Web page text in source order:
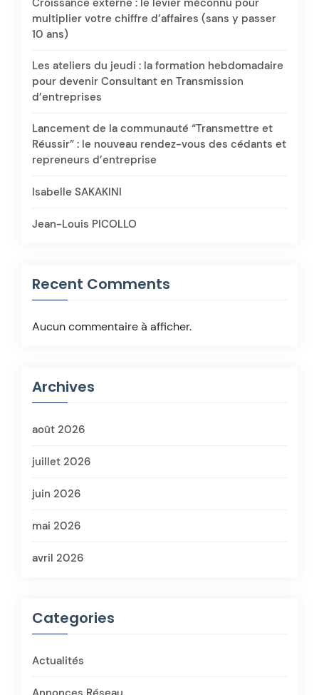
Croissance externe : le levier méconnu pour
multiplier votre chiffre d’affaires (sans y passer
10 ans)
Les ateliers du jeudi : la formation hebdomadaire
pour devenir Consultant en Transmission
d’entreprises
Lancement de la communauté “Transmettre et
Réussir” : le nouveau rendez-vous des cédants et
repreneurs d’entreprise
Isabelle SAKAKINI
Jean-Louis PICOLLO
Recent Comments
Aucun commentaire à afficher.
Archives
août 2026
juillet 2026
juin 2026
mai 2026
avril 2026
Categories
Actualités